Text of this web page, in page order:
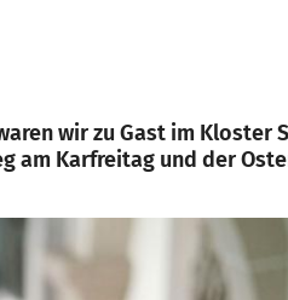
wir zu Gast im Kloster
am Karfreitag und der